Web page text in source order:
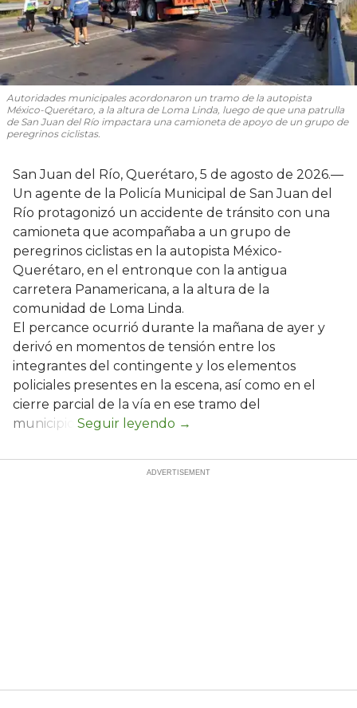
Autoridades municipales acordonaron un tramo de la autopista
México-Querétaro, a la altura de Loma Linda, luego de que una patrulla
de San Juan del Río impactara una camioneta de apoyo de un grupo de
peregrinos ciclistas.
San Juan del Río, Querétaro, 5 de agosto de 2026.—
Un agente de la Policía Municipal de San Juan del
Río protagonizó un accidente de tránsito con una
camioneta que acompañaba a un grupo de
peregrinos ciclistas en la autopista México-
Querétaro, en el entronque con la antigua
carretera Panamericana, a la altura de la
comunidad de Loma Linda.
El percance ocurrió durante la mañana de ayer y
derivó en momentos de tensión entre los
integrantes del contingente y los elementos
policiales presentes en la escena, así como en el
cierre parcial de la vía en ese tramo del
municipio.